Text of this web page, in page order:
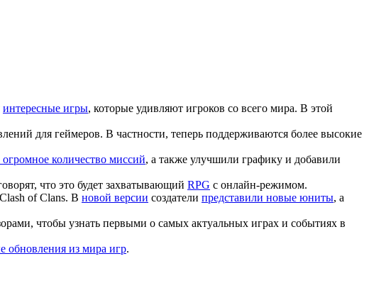
интересные игры, которые удивляют игроков со всего мира. В этой
для геймеров. В частности, теперь поддерживаются более высокие
огромное количество миссий, а также улучшили графику и добавили
что это будет захватывающий RPG с онлайн-режимом.
of Clans. В новой версии создатели представили новые юниты, а
чтобы узнать первыми о самых актуальных играх и событиях в
обновления из мира игр.